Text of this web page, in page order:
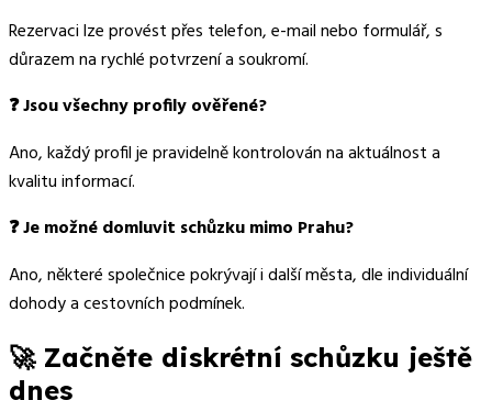
Rezervaci lze provést přes telefon, e-mail nebo formulář, s
důrazem na rychlé potvrzení a soukromí.
❓ Jsou všechny profily ověřené?
Ano, každý profil je pravidelně kontrolován na aktuálnost a
kvalitu informací.
❓ Je možné domluvit schůzku mimo Prahu?
Ano, některé společnice pokrývají i další města, dle individuální
dohody a cestovních podmínek.
🚀 Začněte diskrétní schůzku ještě
dnes